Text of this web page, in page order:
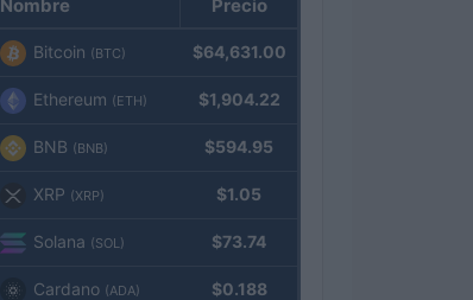
Nombre Precio
Bitcoin (BTC) $64,631.00
Ethereum (ETH) $1,904.22
BNB (BNB) $594.95
XRP (XRP) $1.05
Solana (SOL) $73.74
Cardano (ADA) $0.188